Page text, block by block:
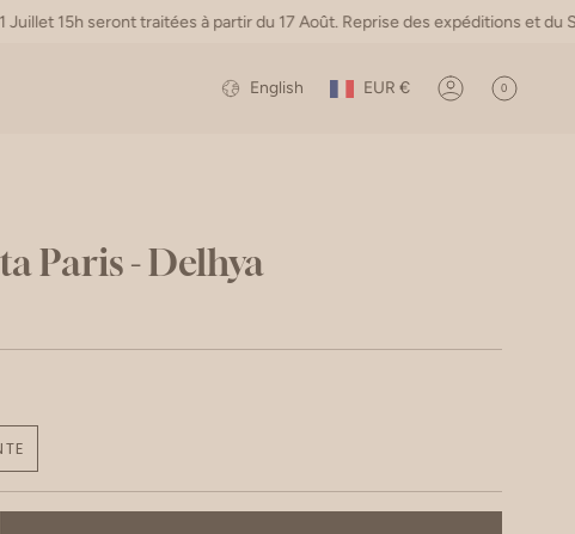
seront traitées à partir du 17 Août. Reprise des expéditions et du SAV le
Language
English Currency
EUR € Account
0
Paris - Delhya